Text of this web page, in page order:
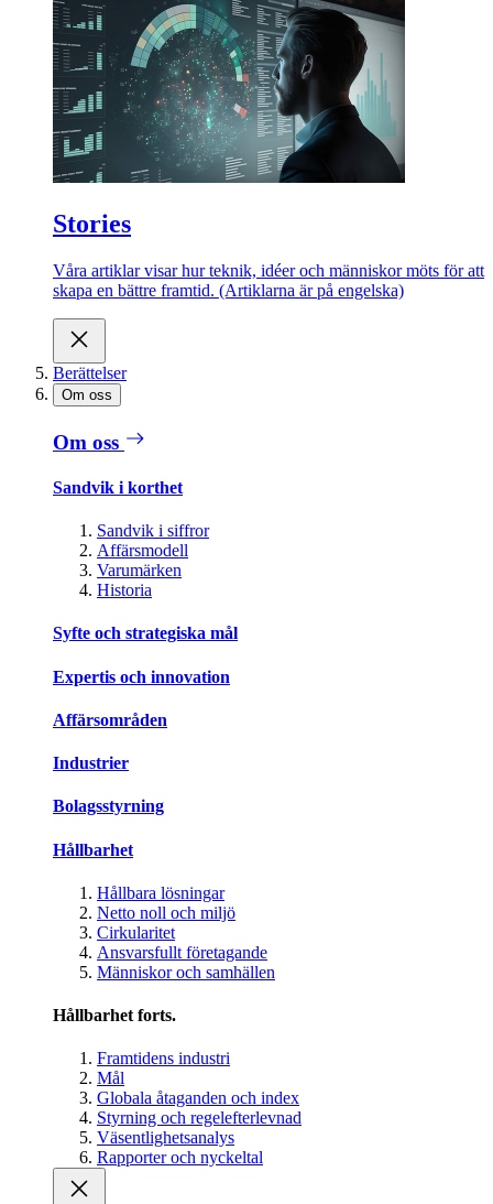
Stories
Våra artiklar visar hur teknik, idéer och människor möts för att
skapa en bättre framtid. (Artiklarna är på engelska)
Berättelser
Om oss
Om oss
Sandvik i korthet
Sandvik i siffror
Affärsmodell
Varumärken
Historia
Syfte och strategiska mål
Expertis och innovation
Affärsområden
Industrier
Bolagsstyrning
Hållbarhet
Hållbara lösningar
Netto noll och miljö
Cirkularitet
Ansvarsfullt företagande
Människor och samhällen
Hållbarhet forts.
Framtidens industri
Mål
Globala åtaganden och index
Styrning och regelefterlevnad
Väsentlighetsanalys
Rapporter och nyckeltal